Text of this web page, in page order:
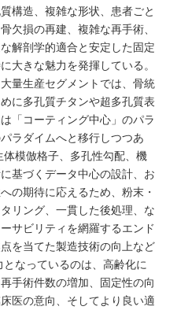
構造、複雑な形状、患者ごと
欠損の再建、複雑な再手術、
解剖学的適合と安定した固定
大きな魅力を発揮している。
量生産セグメントでは、骨統
に多孔質チタンや超多孔質表
「コーティング中心」のパラ
ラダイムへと移行しつつあ
模倣格子、多孔性勾配、機
基づくデータ中心の設計、お
の期待に応えるため、粉末・
リング、一貫した後処理、な
サビリティを網羅するエンド
を当てた製造技術の向上など
なっているのは、高齢化に
手術件数の増加、固定性の向
医の意向、そしてより良い適